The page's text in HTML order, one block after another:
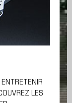
LES